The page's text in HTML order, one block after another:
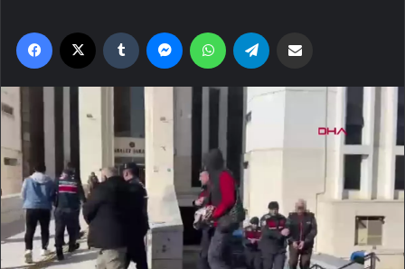
Facebook Tumblr MessengerWhatsApp